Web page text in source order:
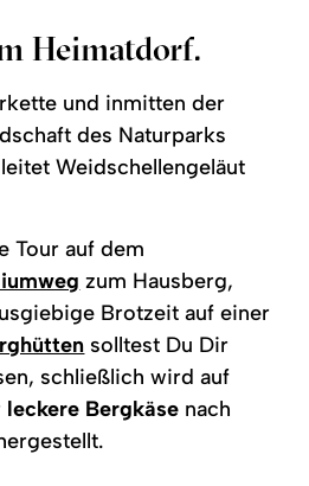
Heimatdorf.
und inmitten der
des Naturparks
Weidschellengeläut
Tour auf dem
zum Hausberg,
Brotzeit auf einer
solltest Du Dir
schließlich wird auf
leckere Bergkäse nach